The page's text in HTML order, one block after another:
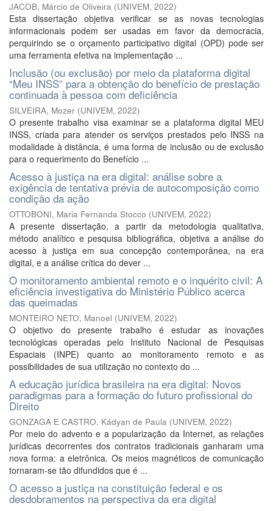
JACOB, Márcio de Oliveira (UNIVEM, 2022)
Esta dissertação objetiva verificar se as novas tecnologias
informacionais podem ser usadas em favor da democracia,
perquirindo se o orçamento participativo digital (OPD) pode ser
uma ferramenta efetiva na implementação ...
Inclusão (ou exclusão) por meio da plataforma digital
“Meu INSS” para a obtenção do benefício de prestação
continuada à pessoa com deficiência
SILVEIRA, Mozer (UNIVEM, 2022)
O presente trabalho visa examinar se a plataforma digital MEU
INSS, criada para atender os serviços prestados pelo INSS na
modalidade à distância, é uma forma de inclusão ou de exclusão
para o requerimento do Benefício ...
Acesso à justiça na era digital: análise sobre a
exigência de tentativa prévia de autocomposição como
condição da ação
OTTOBONI, Maria Fernanda Stocco (UNIVEM, 2022)
A presente dissertação, a partir da metodologia qualitativa,
método analítico e pesquisa bibliográfica, objetiva a análise do
acesso à justiça em sua concepção contemporânea, na era
digital, e a análise crítica do dever ...
O monitoramento ambiental remoto e o inquérito civil: A
eficiência investigativa do Ministério Público acerca
das queimadas
MONTEIRO NETO, Manoel (UNIVEM, 2022)
O objetivo do presente trabalho é estudar as inovações
tecnológicas operadas pelo Instituto Nacional de Pesquisas
Espaciais (INPE) quanto ao monitoramento remoto e as
possibilidades de sua utilização no contexto do ...
A educação jurídica brasileira na era digital: Novos
paradigmas para a formação do futuro profissional do
Direito
GONZAGA E CASTRO, Kádyan de Paula (UNIVEM, 2022)
Por meio do advento e a popularização da Internet, as relações
jurídicas decorrentes dos contratos tradicionais ganharam uma
nova forma: a eletrônica. Os meios magnéticos de comunicação
tornaram-se tão difundidos que é ...
O acesso a justiça na constituição federal e os
desdobramentos na perspectiva da era digital